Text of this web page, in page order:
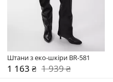
Штани з еко-шкіри BR-581
1 163 ₴ 1 939 ₴